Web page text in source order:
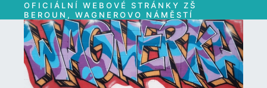
Přeskočit
na
obsah
OFICIÁLNÍ WEBOVÉ STRÁNKY ZŠ
BEROUN, WAGNEROVO NÁMĚSTÍ